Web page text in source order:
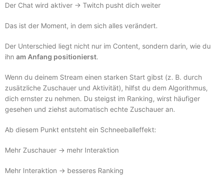
Der Chat wird aktiver → Twitch pusht dich weiter
Das ist der Moment, in dem sich alles verändert.
Der Unterschied liegt nicht nur im Content, sondern darin, wie du
ihn am Anfang positionierst.
Wenn du deinem Stream einen starken Start gibst (z. B. durch
zusätzliche Zuschauer und Aktivität), hilfst du dem Algorithmus,
dich ernster zu nehmen. Du steigst im Ranking, wirst häufiger
gesehen und ziehst automatisch echte Zuschauer an.
Ab diesem Punkt entsteht ein Schneeballeffekt:
Mehr Zuschauer → mehr Interaktion
Mehr Interaktion → besseres Ranking